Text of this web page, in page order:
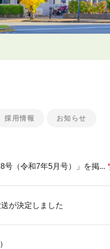
採用情報 お知らせ
号（令和7年5月号）」を掲...
が決定しました